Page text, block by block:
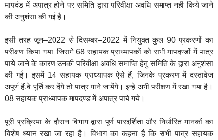
मापदंड में अपात्र होने पर समिति द्वारा परिवीक्षा अवधि समाप्त नही किये जाने
की अनुशंसा की गई है।
इसी तरह जून–2022 से दिसम्बर–2022 में नियुक्त कुल 90 प्रकरणों का
परीक्षण किया गया, जिसमें 68 सहायक प्राध्यापकों को सभी मापदण्डों में पात्र
पाये जाने के कारण उनकी परिवीक्षा अवधि समाप्ति हेतु समिति के द्वारा अनुशंसा
की गई। इसमें 14 सहायक प्राध्यापक ऐसे हैं, जिनके प्रकरण में दस्तावेज
अपूर्ण हैं,वे पूर्ति कर देंगे तो पात्र माने जायेंगे। इन्हे अभी परीक्षण में रखा गया है।
08 सहायक प्राध्यापक मापदण्ड में अपात्र पाये गये।
पूरी प्रक्रिया के दौरान विभाग द्वारा पूर्ण पारदर्शिता और निर्धारित मानकों का
विशेष ध्यान रखा जा रहा है। विभाग का कहना है कि सभी पात्र सहायक